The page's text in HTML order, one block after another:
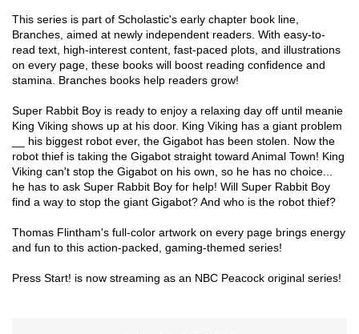
This series is part of Scholastic's early chapter book line,
Branches, aimed at newly independent readers. With easy-to-
read text, high-interest content, fast-paced plots, and illustrations
on every page, these books will boost reading confidence and
stamina. Branches books help readers grow!
Super Rabbit Boy is ready to enjoy a relaxing day off until meanie
King Viking shows up at his door. King Viking has a giant problem
__ his biggest robot ever, the Gigabot has been stolen. Now the
robot thief is taking the Gigabot straight toward Animal Town! King
Viking can't stop the Gigabot on his own, so he has no choice...
he has to ask Super Rabbit Boy for help! Will Super Rabbit Boy
find a way to stop the giant Gigabot? And who is the robot thief?
Thomas Flintham's full-color artwork on every page brings energy
and fun to this action-packed, gaming-themed series!
Press Start! is now streaming as an NBC Peacock original series!